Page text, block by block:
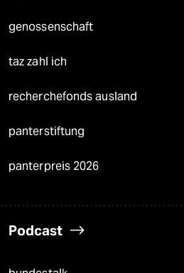
genossenschaft
taz zahl ich
recherchefonds ausland
panterstiftung
panterpreis 2026
Podcast